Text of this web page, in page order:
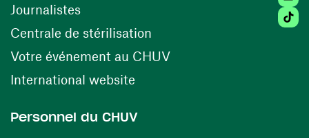
Journalistes
Centrale de stérilisation (ouvre une nouvelle
Votre événement au CHUV(ouvre une nouvelle
International website
Personnel du CHUV